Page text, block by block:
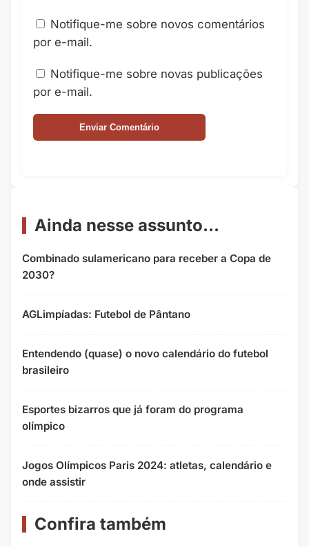
Notifique-me sobre novos comentários
por e-mail.
Notifique-me sobre novas publicações
por e-mail.
Ainda nesse assunto...
Combinado sulamericano para receber a Copa de
2030?
AGLimpíadas: Futebol de Pântano
Entendendo (quase) o novo calendário do futebol
brasileiro
Esportes bizarros que já foram do programa
olímpico
Jogos Olímpicos Paris 2024: atletas, calendário e
onde assistir
Confira também